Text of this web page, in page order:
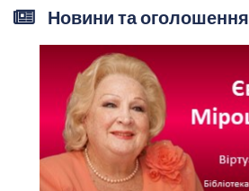
Новини та оголошення